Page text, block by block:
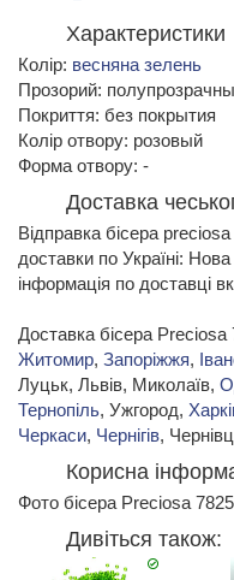
Характеристики
Колір: весняна зелень
Прозорий:
Покриття: без покрытия
Колір отвору: розовый
Форма отвору: -
Доставка
Відправка бісера
доставки по Україні:
інформація по доставці
Доставка бісера Preciosa
Житомир, Запоріжжя,
Луцьк, Львів, Миколаїв,
Тернопіль, Ужгород,
Черкаси, Чернігів,
Корисна
Фото бісера Preciosa
Дивіться також: